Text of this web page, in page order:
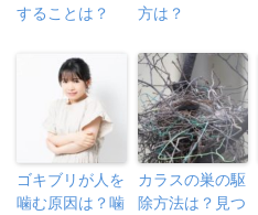
することは？
方は？
ゴキブリが人を
噛む原因は？噛
カラスの巣の駆
除方法は？見つ